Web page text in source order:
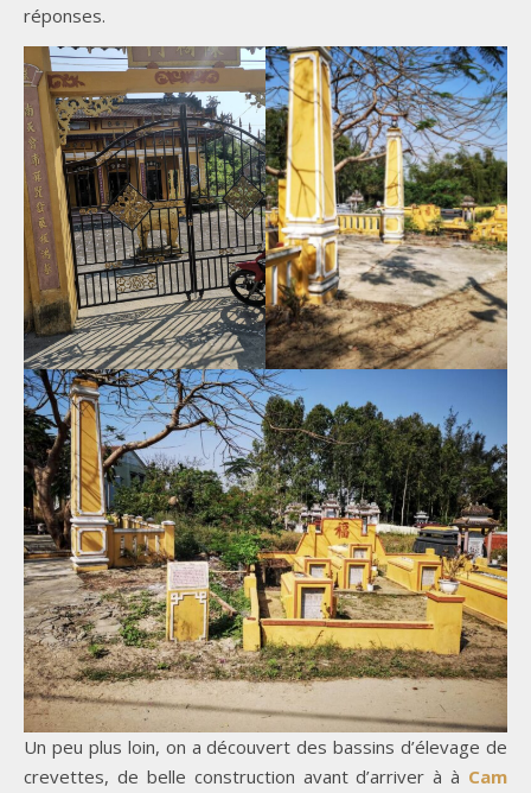
réponses.
Un peu plus loin, on a découvert des bassins d’élevage de
crevettes, de belle construction avant d’arriver à à Cam